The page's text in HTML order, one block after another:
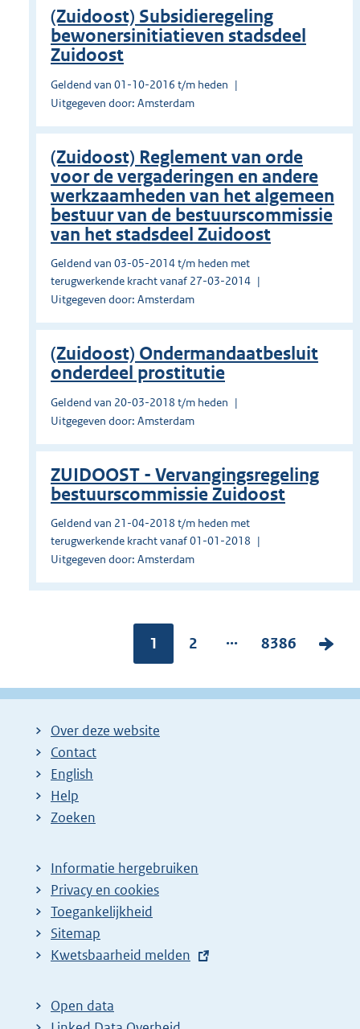
(Zuidoost) Subsidieregeling
bewonersinitiatieven stadsdeel
Zuidoost
Geldend van 01-10-2016 t/m heden
Uitgegeven door: Amsterdam
(Zuidoost) Reglement van orde
voor de vergaderingen en andere
werkzaamheden van het algemeen
bestuur van de bestuurscommissie
van het stadsdeel Zuidoost
Geldend van 03-05-2014 t/m heden met
terugwerkende kracht vanaf 27-03-2014
Uitgegeven door: Amsterdam
(Zuidoost) Ondermandaatbesluit
onderdeel prostitutie
Geldend van 20-03-2018 t/m heden
Uitgegeven door: Amsterdam
ZUIDOOST - Vervangingsregeling
bestuurscommissie Zuidoost
Geldend van 21-04-2018 t/m heden met
terugwerkende kracht vanaf 01-01-2018
Uitgegeven door: Amsterdam
Pagina:
1
P
g
2 ...
P
g
8386
V
l
Over deze website
Contact
English
Help
Zoeken
Informatie hergebruiken
Privacy en cookies
Toegankelijkheid
Sitemap
E
t
e
Kwetsbaarheid melden
Open data